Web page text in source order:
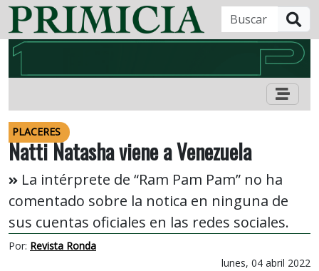
PLACERES
Natti Natasha viene a Venezuela
La intérprete de “Ram Pam Pam” no ha
comentado sobre la notica en ninguna de
sus cuentas oficiales en las redes sociales.
Por: Revista Ronda
lunes, 04 abril 2022